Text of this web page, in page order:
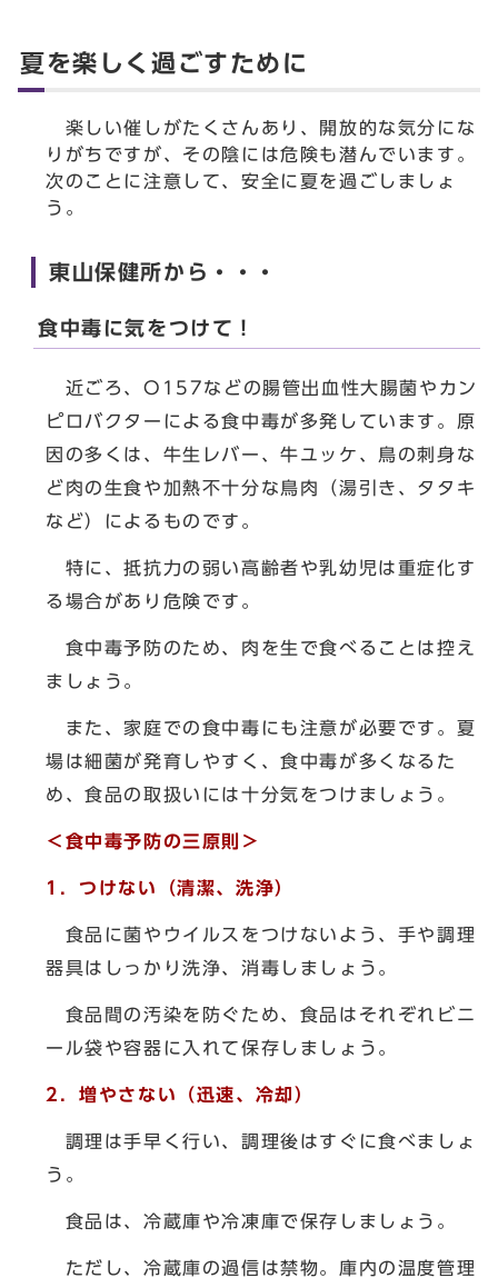
夏を楽しく過ごすために
楽しい催しがたくさんあり、開放的な気分にな
りがちですが、その陰には危険も潜んでいます。
次のことに注意して、安全に夏を過ごしましょ
う。
東山保健所から・・・
食中毒に気をつけて！
近ごろ、O157などの腸管出血性大腸菌やカン
ピロバクターによる食中毒が多発しています。原
因の多くは、牛生レバー、牛ユッケ、鳥の刺身な
ど肉の生食や加熱不十分な鳥肉（湯引き、タタキ
など）によるものです。
特に、抵抗力の弱い高齢者や乳幼児は重症化す
る場合があり危険です。
食中毒予防のため、肉を生で食べることは控え
ましょう。
また、家庭での食中毒にも注意が必要です。夏
場は細菌が発育しやすく、食中毒が多くなるた
め、食品の取扱いには十分気をつけましょう。
＜食中毒予防の三原則＞
1．つけない（清潔、洗浄）
食品に菌やウイルスをつけないよう、手や調理
器具はしっかり洗浄、消毒しましょう。
食品間の汚染を防ぐため、食品はそれぞれビニ
ール袋や容器に入れて保存しましょう。
2．増やさない（迅速、冷却）
調理は手早く行い、調理後はすぐに食べましょ
う。
食品は、冷蔵庫や冷凍庫で保存しましょう。
ただし、冷蔵庫の過信は禁物。庫内の温度管理